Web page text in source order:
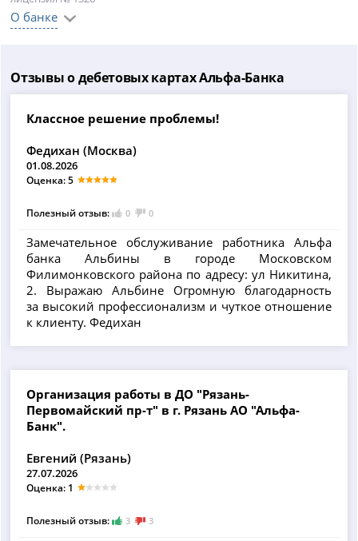
О банке
Отзывы о дебетовых картах Альфа-Банка
Классное решение проблемы!
Федихан (Москва)
01.08.2026
Оценка: 5
Полезный отзыв: 0 0
Замечательное обслуживание работника Альфа
банка Альбины в городе Московском
Филимонковского района по адресу: ул Никитина,
2. Выражаю Альбине Огромную благодарность
за высокий профессионализм и чуткое отношение
к клиенту. Федихан
Организация работы в ДО "Рязань-
Первомайский пр-т" в г. Рязань АО "Альфа-
Банк".
Евгений (Рязань)
27.07.2026
Оценка: 1
Полезный отзыв: 3 3